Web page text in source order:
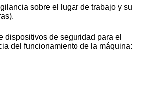
sobre el lugar de trabajo y su
dispositivos de seguridad para el
del funcionamiento de la máquina: